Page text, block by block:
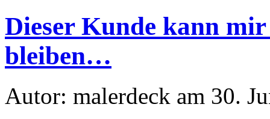
Dieser Kunde kann
bleiben…
Autor: malerdeck am 30.